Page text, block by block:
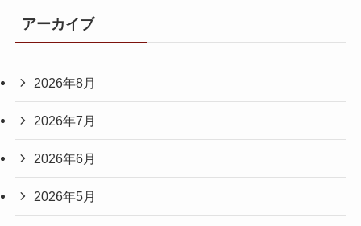
アーカイブ
2026年8月
2026年7月
2026年6月
2026年5月